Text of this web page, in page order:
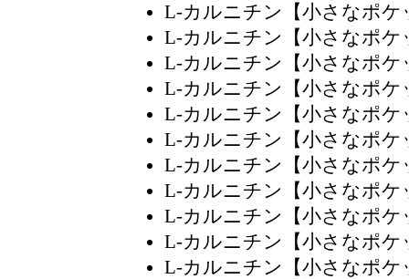
L-カルニチン【小さなポケ
L-カルニチン【小さなポケ
L-カルニチン【小さなポケ
L-カルニチン【小さなポケ
L-カルニチン【小さなポケ
L-カルニチン【小さなポケ
L-カルニチン【小さなポケ
L-カルニチン【小さなポケ
L-カルニチン【小さなポケ
L-カルニチン【小さなポケ
L-カルニチン【小さなポケ